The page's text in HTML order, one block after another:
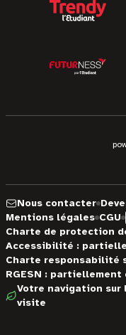
Nous contacter
Mentions légales CGU
Charte de protection
Accessibilité :
Charte responsabilité
RGESN : partiellement
Votre navigation sur
visite